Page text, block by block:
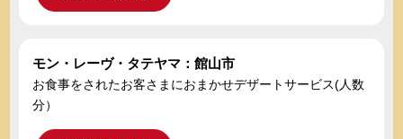
モン・レーヴ・タテヤマ：館山市
お食事をされたお客さまにおまかせデザートサービス(人数
分）